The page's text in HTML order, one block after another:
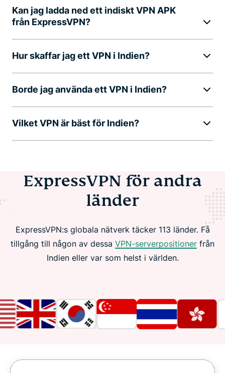
Kan jag ladda ned ett indiskt VPN APK
från ExpressVPN?
Hur skaffar jag ett VPN i Indien?
Borde jag använda ett VPN i Indien?
Vilket VPN är bäst för Indien?
ExpressVPN för andra
länder
ExpressVPN:s globala nätverk täcker 113 länder. Få
tillgång till någon av dessa VPN-serverpositioner från
Indien eller var som helst i världen.